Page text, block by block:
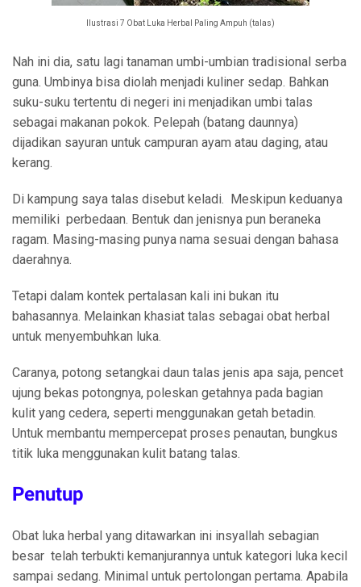
Ilustrasi 7 Obat Luka Herbal Paling Ampuh (talas)
Nah ini dia, satu lagi tanaman umbi-umbian tradisional serba
guna. Umbinya bisa diolah menjadi kuliner sedap. Bahkan
suku-suku tertentu di negeri ini menjadikan umbi talas
sebagai makanan pokok. Pelepah (batang daunnya)
dijadikan sayuran untuk campuran ayam atau daging, atau
kerang.
Di kampung saya talas disebut keladi. Meskipun keduanya
memiliki perbedaan. Bentuk dan jenisnya pun beraneka
ragam. Masing-masing punya nama sesuai dengan bahasa
daerahnya.
Tetapi dalam kontek pertalasan kali ini bukan itu
bahasannya. Melainkan khasiat talas sebagai obat herbal
untuk menyembuhkan luka.
Caranya, potong setangkai daun talas jenis apa saja, pencet
ujung bekas potongnya, poleskan getahnya pada bagian
kulit yang cedera, seperti menggunakan getah betadin.
Untuk membantu mempercepat proses penautan, bungkus
titik luka menggunakan kulit batang talas.
Penutup
Obat luka herbal yang ditawarkan ini insyallah sebagian
besar telah terbukti kemanjurannya untuk kategori luka kecil
sampai sedang. Minimal untuk pertolongan pertama. Apabila